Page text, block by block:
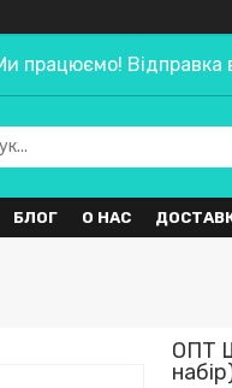
працюємо! Відправка
БЛОГ О НАС
ОПТ